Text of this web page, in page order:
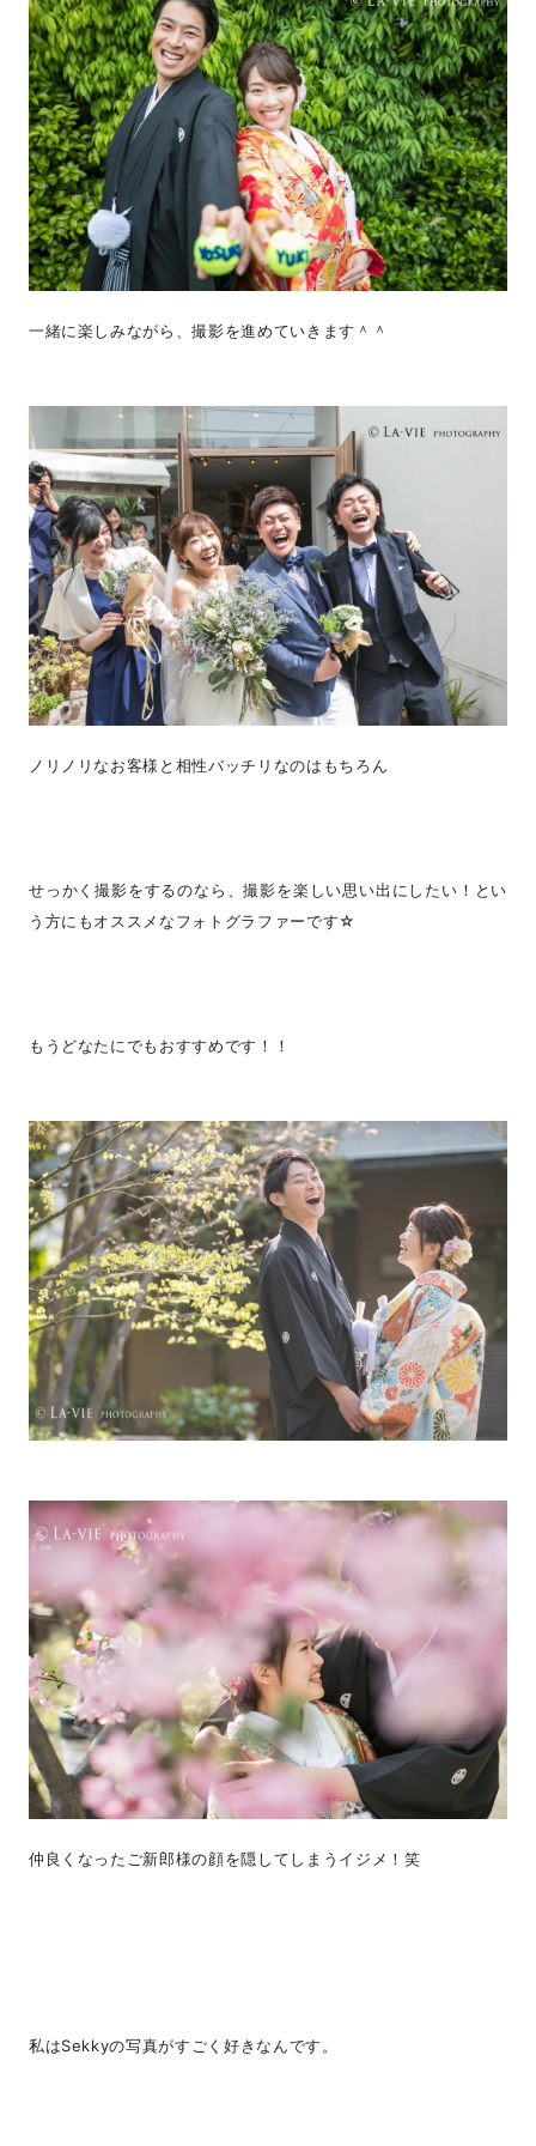
一緒に楽しみながら、撮影を進めていきます＾＾
ノリノリなお客様と相性バッチリなのはもちろん
せっかく撮影をするのなら、撮影を楽しい思い出にしたい！とい
う方にもオススメなフォトグラファーです☆
もうどなたにでもおすすめです！！
仲良くなったご新郎様の顔を隠してしまうイジメ！笑
私はSekkyの写真がすごく好きなんです。